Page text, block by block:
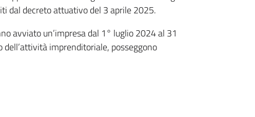
dal decreto attuativo del 3 aprile 2025.
avviato un’impresa dal 1° luglio 2024 al 31
imprenditoriale, posseggono